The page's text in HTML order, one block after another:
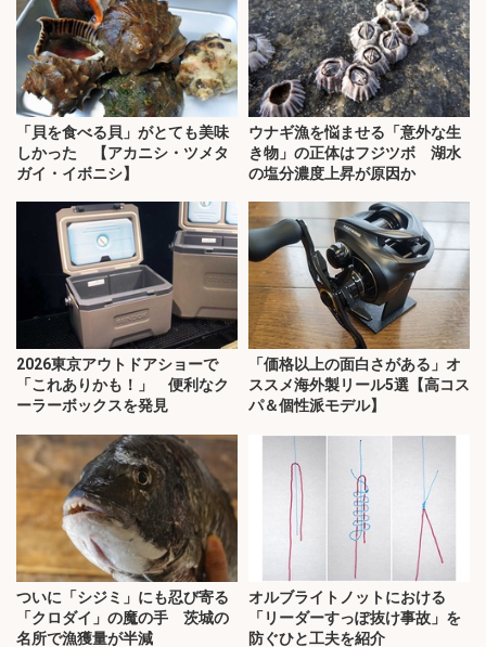
「貝を食べる貝」がとても美味
しかった 【アカニシ・ツメタ
ガイ・イボニシ】
ウナギ漁を悩ませる「意外な生
き物」の正体はフジツボ 湖水
の塩分濃度上昇が原因か
2026東京アウトドアショーで
「これありかも！」 便利なク
ーラーボックスを発見
「価格以上の面白さがある」オ
ススメ海外製リール5選【高コス
パ＆個性派モデル】
ついに「シジミ」にも忍び寄る
「クロダイ」の魔の手 茨城の
名所で漁獲量が半減
オルブライトノットにおける
「リーダーすっぽ抜け事故」を
防ぐひと工夫を紹介